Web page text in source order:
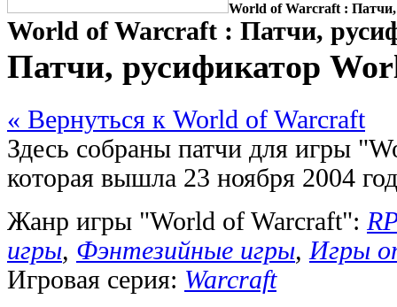
World of Warcraft :
World of Warcraft : Патчи,
Патчи, русификатор
« Вернуться к World of Warcraft
Здесь собраны патчи для игры
которая вышла 23 ноября 2004
Жанр игры "World of Warcraft":
игры, Фэнтезийные игры, Игры
Игровая серия: Warcraft